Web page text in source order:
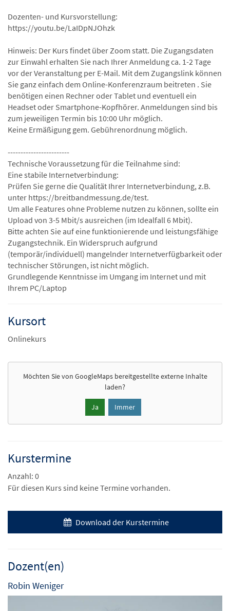
Dozenten- und Kursvorstellung:
https://youtu.be/LaIDpNJOhzk
Hinweis: Der Kurs findet über Zoom statt. Die Zugangsdaten
zur Einwahl erhalten Sie nach Ihrer Anmeldung ca. 1-2 Tage
vor der Veranstaltung per E-Mail. Mit dem Zugangslink können
Sie ganz einfach dem Online-Konferenzraum beitreten . Sie
benötigen einen Rechner oder Tablet und eventuell ein
Headset oder Smartphone-Kopfhörer. Anmeldungen sind bis
zum jeweiligen Termin bis 10:00 Uhr möglich.
Keine Ermäßigung gem. Gebührenordnung möglich.
------------------------
Technische Voraussetzung für die Teilnahme sind:
Eine stabile Internetverbindung:
Prüfen Sie gerne die Qualität Ihrer Internetverbindung, z.B.
unter https://breitbandmessung.de/test.
Um alle Features ohne Probleme nutzen zu können, sollte ein
Upload von 3-5 Mbit/s ausreichen (im Idealfall 6 Mbit).
Bitte achten Sie auf eine funktionierende und leistungsfähige
Zugangstechnik. Ein Widerspruch aufgrund
(temporär/individuell) mangelnder Internetverfügbarkeit oder
technischer Störungen, ist nicht möglich.
Grundlegende Kenntnisse im Umgang im Internet und mit
Ihrem PC/Laptop
Kursort
Onlinekurs
Möchten Sie von GoogleMapsbereitgestellte externe Inhalte
laden?
Ja Immer
Kurstermine
Anzahl: 0
Für diesen Kurs sind keine Termine vorhanden.
Download der Kurstermine
Dozent(en)
Robin Weniger